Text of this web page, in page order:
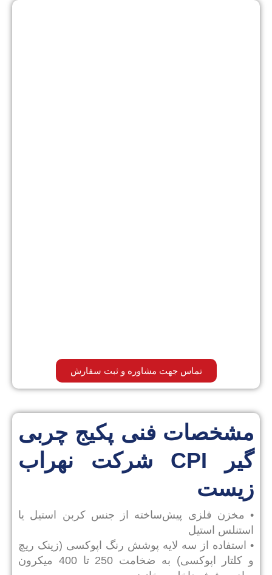
تماس جهت مشاوره و ثبت سفارش
مشخصات فنی پکیج چربی
گیر CPI شرکت نهراب
زیست
• مخزن فلزی پیش‌ساخته از جنس کربن استیل یا
استنلس استیل
• استفاده از سه لایه پوشش رنگ اپوکسی (زینک ریچ
و کلتار اپوکسی) به ضخامت 250 تا 400 میکرون